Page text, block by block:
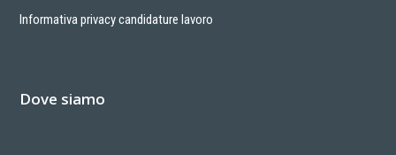
Informativa privacy candidature lavoro
Dove siamo